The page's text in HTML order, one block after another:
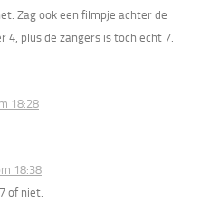
Zag ook een filmpje achter de
4, plus de zangers is toch echt 7.
18:28
18:38
of niet.